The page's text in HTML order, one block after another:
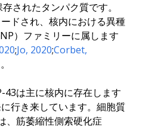
されたタンパク質です。
ドされ、核内における異種
）ファミリーに属します
;Jo, 2020;Corbet,
43は主に核内に存在します
行き来しています。細胞質
、筋萎縮性側索硬化症